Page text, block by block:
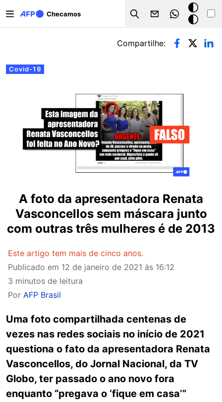
Checamos
Search
Modo
escuro
Abas primárias
Covid-19
Compartilhe:
A foto da apresentadora Renata
Vasconcellos sem máscara junto
com outras três mulheres é de 2013
Este artigo tem mais de cinco anos.
Publicado em 12 de janeiro de 2021 às 16:12
3 minutos de leitura
Por AFP Brasil
Uma foto compartilhada centenas de
vezes nas redes sociais no início de 2021
questiona o fato da apresentadora Renata
Vasconcellos, do Jornal Nacional, da TV
Globo, ter passado o ano novo fora
enquanto “pregava o ‘fique em casa’”